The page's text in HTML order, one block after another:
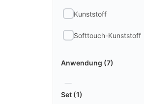
Kunststoff
Softtouch-Kunststoff
Anwendung (7)
Set (1)